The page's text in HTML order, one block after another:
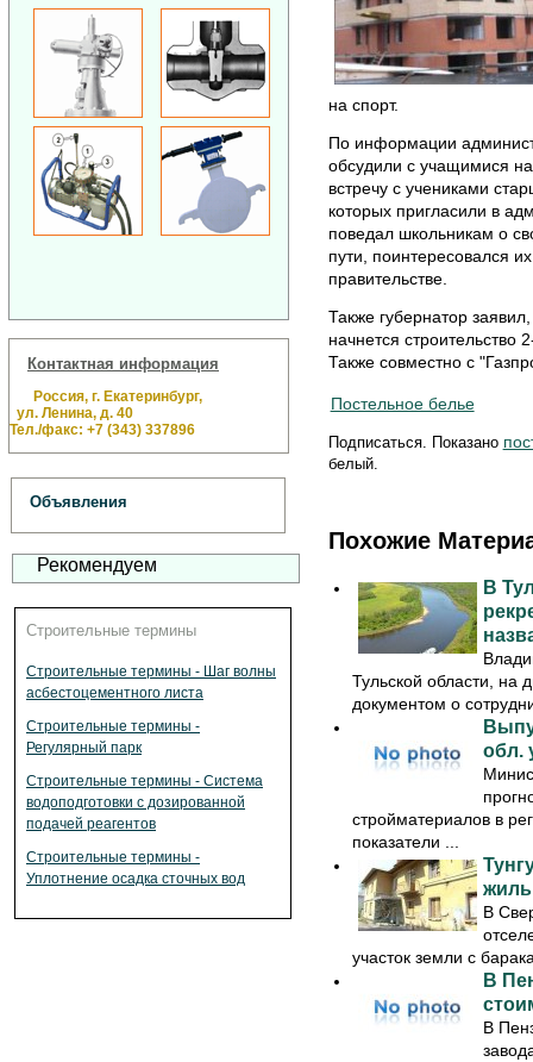
Контактная информация
Россия, г. Екатеринбург,
ул. Ленина, д. 40
Тел./факс: +7 (343) 337896
Объявления
Рекомендуем
Строительные термины
Строительные термины - Шаг волны
асбестоцементного листа
Строительные термины -
Регулярный парк
Строительные термины - Система
водоподготовки с дозированной
подачей реагентов
Строительные термины -
Уплотнение осадка сточных вод
на спорт.
По информации
обсудили с учащимися
встречу с учениками
которых пригласили в
поведал школьникам о
пути, поинтересовался
правительстве.
Также губернатор
начнется строительство
Также совместно с
Постельное белье
Подписаться. Показано
белый.
Похожие
В
Тульской области, на
документом о
обл.
стройматериалов в
показатели ...
В
участок земли с
В
В